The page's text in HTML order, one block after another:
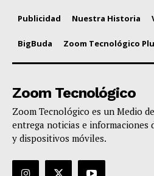
Publicidad Nuestra Historia
BigBuda Zoom Tecnológico
Zoom Tecnológico
Zoom Tecnológico es un Medio
entrega noticias e informaciones
y dispositivos móviles.